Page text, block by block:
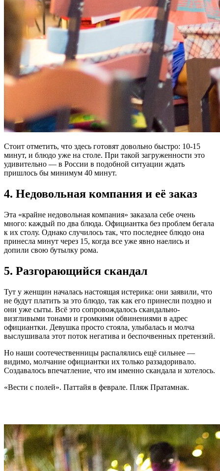
Стоит отметить, что здесь готовят довольно быстро: 10-15
минут, и блюдо уже на столе. При такой загруженности это
удивительно — в России в подобной ситуации ждать
пришлось бы минимум 40 минут.
4. Недовольная компания и её заказ
Эта «крайне недовольная компания» заказала себе очень
много: каждый по два блюда. Официантка без проблем бегала
к их столу. Однако случилось так, что последнее блюдо она
принесла минут через 15, когда все уже явно наелись и
допили свою бутылку рома.
5. Разгорающийся скандал
Тут у женщин началась настоящая истерика: они заявили, что
не будут платить за это блюдо, так как его принесли поздно и
они уже сыты. Всё это сопровождалось скандально-
визгливыми тонами и громкими обвинениями в адрес
официантки. Девушка просто стояла, улыбалась и молча
выслушивала этот поток негатива и беспочвенных претензий.
Но наши соотечественницы распалялись ещё сильнее —
видимо, молчание официантки их только раззадоривало.
Создавалось впечатление, что им именно скандала и хотелось.
«Вести с полей». Паттайя в феврале. Пляж Пратамнак.